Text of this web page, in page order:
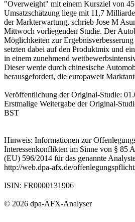
"Overweight" mit einem Kursziel von 45
Umsatzschätzung liege mit 11,7
der Markterwartung, schrieb Jose M
Mittwoch vorliegenden Studie. Der
Möglichkeiten zur
setzten dabei auf den Produktmix und
in einem zunehmend
Dieser werde durch chinesische
herausgefordert, die europaweit
Veröffentlichung der Original-Studie:
Erstmalige Weitergabe der Original-
BST
Hinweis: Informationen zur
Interessenkonflikten im Sinne von § 85
(EU) 596/2014 für das genannte
http://web.dpa-afx.de/
ISIN: FR0000131906
© 2026 dpa-AFX-Analyser